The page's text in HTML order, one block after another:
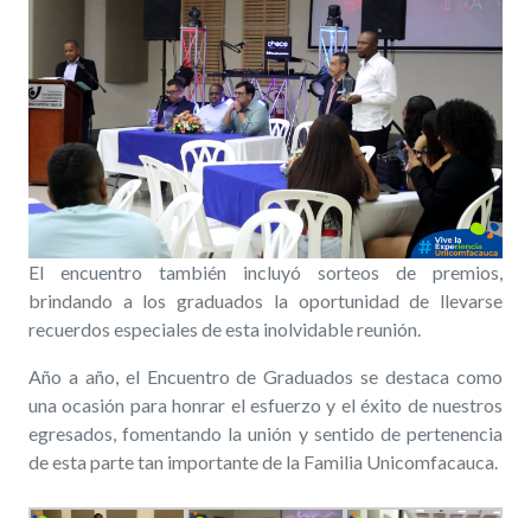
El encuentro también incluyó sorteos de premios,
brindando a los graduados la oportunidad de llevarse
recuerdos especiales de esta inolvidable reunión.
Año a año, el Encuentro de Graduados se destaca como
una ocasión para honrar el esfuerzo y el éxito de nuestros
egresados, fomentando la unión y sentido de pertenencia
de esta parte tan importante de la Familia Unicomfacauca.